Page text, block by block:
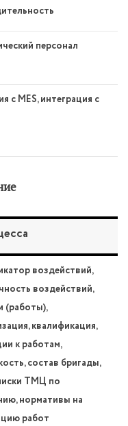
персонал
с MES, интеграция с
воздействий,
воздействий,
(работы),
квалификация,
к работам,
состав бригады,
ТМЦ по
нормативы на
работ